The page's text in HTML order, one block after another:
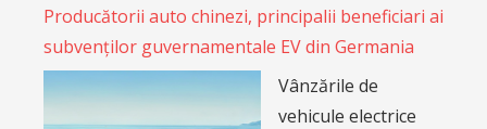
Producătorii auto chinezi, principalii beneficiari ai
subvenților guvernamentale EV din Germania
Vânzările de
vehicule electrice